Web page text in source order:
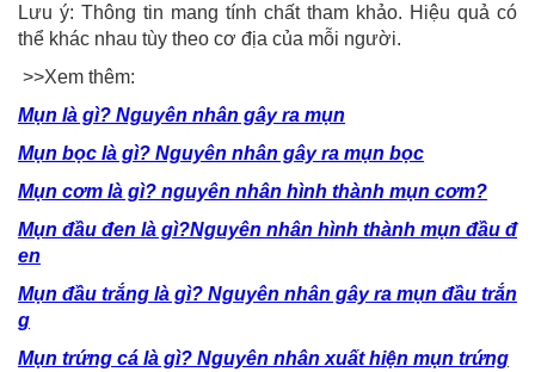
Lưu ý: Thông tin mang tính chất tham khảo. Hiệu quả có
thể khác nhau tùy theo cơ địa của mỗi người.
>>Xem thêm:
Mụn là gì? Nguyên nhân gây ra mụn
Mụn bọc là gì? Nguyên nhân gây ra mụn bọc
Mụn cơm là gì? nguyên nhân hình thành mụn cơm?
Mụn đầu đen là gì?Nguyên nhân hình thành mụn đầu đ
en
Mụn đầu trắng là gì? Nguyên nhân gây ra mụn đầu trắn
g
Mụn trứng cá là gì? Nguyên nhân xuất hiện mụn trứng